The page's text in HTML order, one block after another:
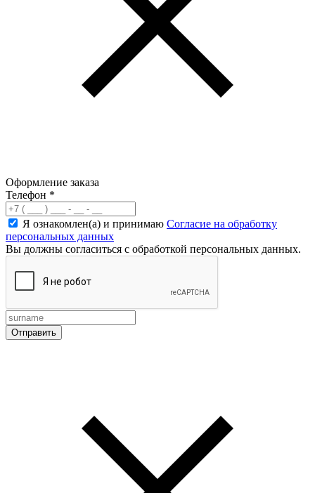
Оформление заказа
Телефон *
Я ознакомлен(а) и принимаю Согласие на обработку
персональных данных
Вы должны согласиться с обработкой персональных данных.